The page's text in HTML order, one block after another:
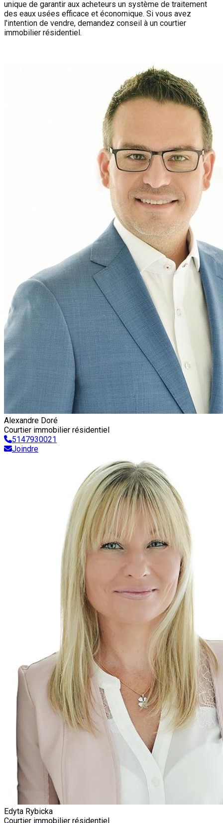
unique de garantir aux acheteurs un système de traitement
des eaux usées efficace et économique. Si vous avez
l'intention de vendre, demandez conseil à un courtier
immobilier résidentiel.
Alexandre Doré
Courtier immobilier résidentiel
5147930021
Joindre
Edyta Rybicka
Courtier immobilier résidentiel